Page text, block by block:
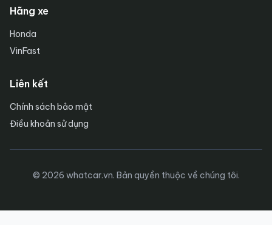
Hãng xe
Honda
VinFast
Liên kết
Chính sách bảo mật
Điều khoản sử dụng
© 2026 whatcar.vn. Bản quyền thuộc về chúng tôi.